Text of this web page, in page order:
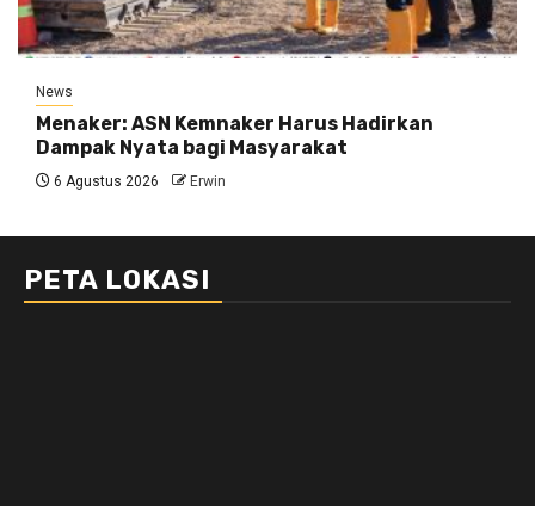
News
Menaker: ASN Kemnaker Harus Hadirkan
Dampak Nyata bagi Masyarakat
6 Agustus 2026 Erwin
PETA LOKASI